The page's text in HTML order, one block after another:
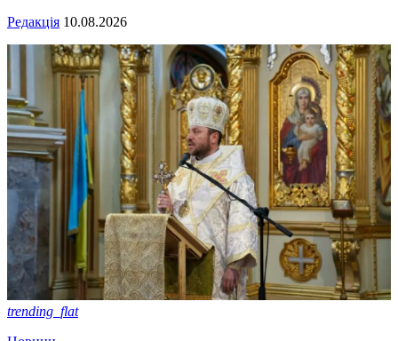
Редакція 10.08.2026
trending_flat